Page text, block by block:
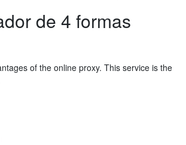
de 4 formas
of the online proxy. This service is the